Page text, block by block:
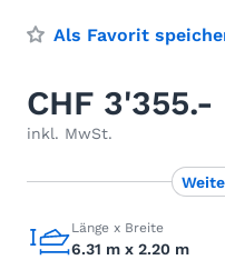
Als Favorit
CHF 3'355.-
inkl. MwSt.
Länge x Breite
6.31 m x 2.20 m